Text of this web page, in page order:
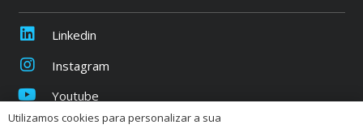
Linkedin
Instagram
Youtube
Utilizamos cookies para personalizar a sua